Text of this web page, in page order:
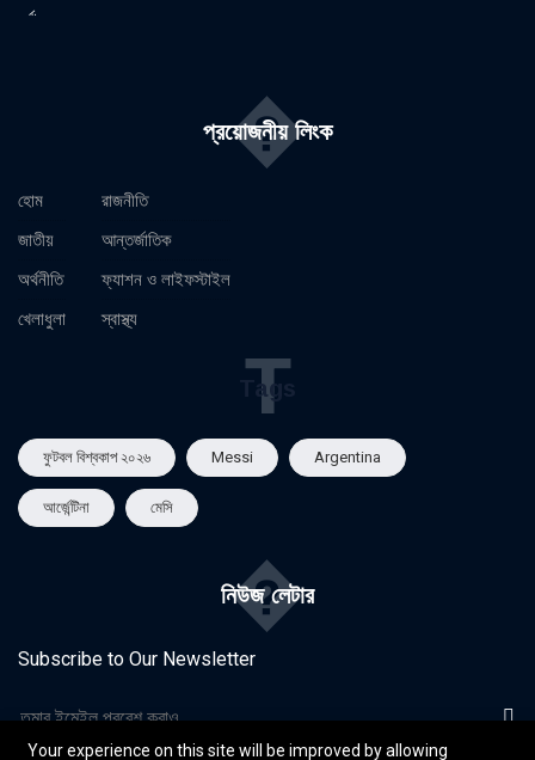
প্রয়োজনীয় লিংক
�
হোম
জাতীয়
অর্থনীতি
খেলাধুলা
রাজনীতি
আন্তর্জাতিক
ফ্যাশন ও লাইফস্টাইল
স্বাস্থ্য
Tags
T
ফুটবল বিশ্বকাপ ২০২৬ Messi Argentina
আর্জেন্টিনা মেসি
নিউজ লেটার
�
Subscribe to Our Newsletter
Your experience on this site will be improved by allowing